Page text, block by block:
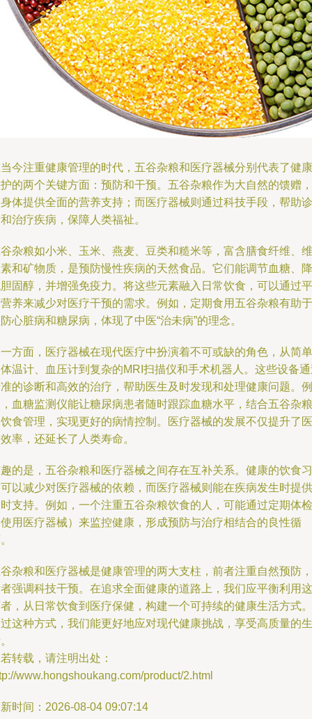
今注重健康管理的时代，五谷杂粮和医疗器械分别代表了健康
的两个关键方面：预防和干预。五谷杂粮作为大自然的馈赠，
体提供全面的营养支持；而医疗器械则通过科技手段，帮助诊
治疗疾病，保障人类福祉。
杂粮如小米、玉米、燕麦、豆类和糙米等，富含膳食纤维、维
和矿物质，是预防慢性疾病的天然食品。它们能调节血糖、降
固醇，并增强免疫力。将这些元素融入日常饮食，可以通过平
养来减少对医疗干预的需求。例如，定期食用五谷杂粮有助于
心脏病和糖尿病，体现了中医“治未病”的理念。
方面，医疗器械在现代医疗中扮演着不可或缺的角色，从简单
温计、血压计到复杂的MRI扫描仪和手术机器人。这些设备
的诊断和高效的治疗，帮助医生及时发现和处理健康问题。例
血糖监测仪能让糖尿病患者随时跟踪血糖水平，结合五谷杂粮
食管理，实现更好的病情控制。医疗器械的发展不仅提升了医
率，还延长了人类寿命。
的是，五谷杂粮和医疗器械之间存在互补关系。健康的饮食习
以减少对医疗器械的依赖，而医疗器械则能在疾病发生时提供
支持。例如，一个注重五谷杂粮饮食的人，可能通过定期体检
用医疗器械）来监控健康，形成预防与治疗相结合的良性循
杂粮和医疗器械是健康管理的两大支柱，前者注重自然预防，
强调科技干预。在追求全面健康的道路上，我们应平衡利用这
，从日常饮食到医疗保健，构建一个可持续的健康生活方式。
这种方式，我们能更好地应对现代健康挑战，享受高质量的生
转载，请注明出处：
www.hongshoukang.com/product/2.html
时间：2026-08-04 09:07:14